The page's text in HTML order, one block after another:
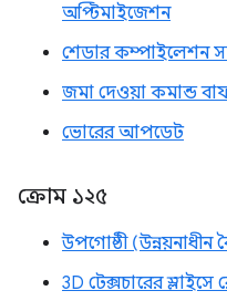
অপ্টিমাইজেশন
শেডার কম্পাইলেশন
জমা দেওয়া কমান্ড
ভোরের আপডেট
ক্রোম ১২৫
উপগোষ্ঠী (উন্নয়নাধীন
3D টেক্সচারের